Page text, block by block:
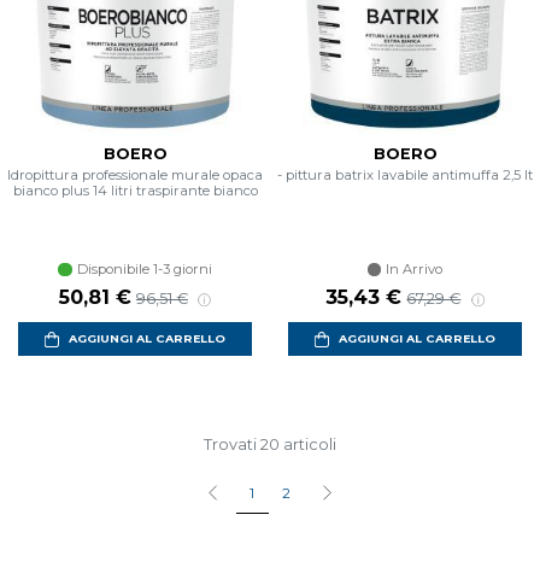
BOERO
Idropittura professionale murale opaca
bianco plus 14 litri traspirante bianco
Disponibile 1-3 giorni
Prezzo scontato
50,81 € Prezzo di listino
96,51 €
AGGIUNGI AL CARRELLO
BOERO
- pittura batrix lavabile antimuffa 2,5 lt
In Arrivo
Prezzo scontato
35,43 € Prezzo di listino
67,29 €
AGGIUNGI AL CARRELLO
Trovati 20 articoli
1 2